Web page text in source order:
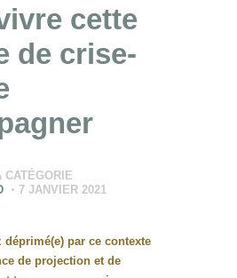
cette
de crise-
CATÉGORIE
7 JANVIER 2021
déprimé(e) par ce contexte
de projection et de